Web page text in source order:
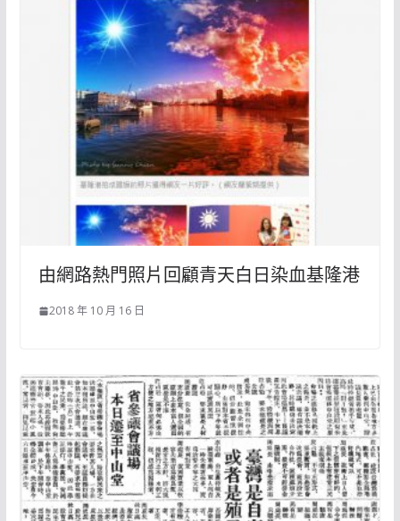
由網路熱門照片回顧青天白日染血基隆港
2018 年 10 月 16 日